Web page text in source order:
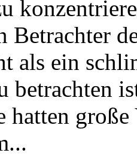
Betrachter
als ein
betrachten
hatten